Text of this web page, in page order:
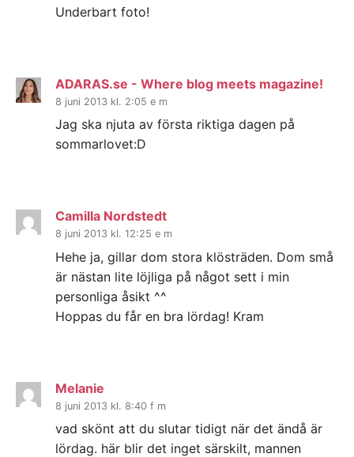
Underbart foto!
ADARAS.se - Where blog meets magazine!
8 juni 2013 kl. 2:05 e m
Jag ska njuta av första riktiga dagen på
sommarlovet:D
Camilla Nordstedt
8 juni 2013 kl. 12:25 e m
Hehe ja, gillar dom stora klösträden. Dom små
är nästan lite löjliga på något sett i min
personliga åsikt ^^
Hoppas du får en bra lördag! Kram
Melanie
8 juni 2013 kl. 8:40 f m
vad skönt att du slutar tidigt när det ändå är
lördag. här blir det inget särskilt, mannen